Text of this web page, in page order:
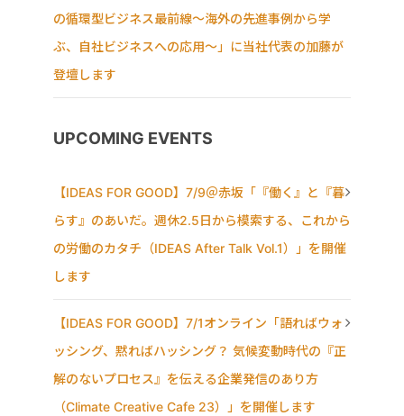
の循環型ビジネス最前線〜海外の先進事例から学
ぶ、自社ビジネスへの応用〜」に当社代表の加藤が
登壇します
UPCOMING EVENTS
【IDEAS FOR GOOD】7/9＠赤坂「『働く』と『暮
らす』のあいだ。週休2.5日から模索する、これから
の労働のカタチ（IDEAS After Talk Vol.1）」を開催
します
【IDEAS FOR GOOD】7/1オンライン「語ればウォ
ッシング、黙ればハッシング？ 気候変動時代の『正
解のないプロセス』を伝える企業発信のあり方
（Climate Creative Cafe 23）」を開催します